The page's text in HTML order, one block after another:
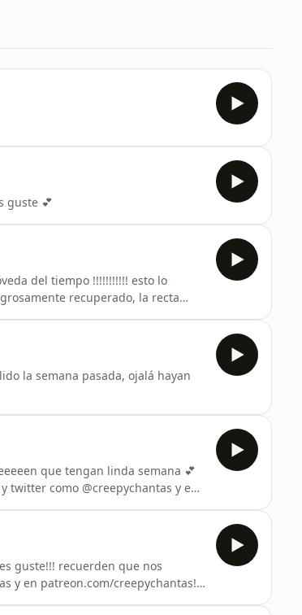
guste 💕
del tiempo !!!!!!!!!!! esto lo
recuperado, la recta
la semana pasada, ojalá hayan
que tengan linda semana 💕
twitter como @creepychantas y en
guste!!! recuerden que nos
y en patreon.com/creepychantas!